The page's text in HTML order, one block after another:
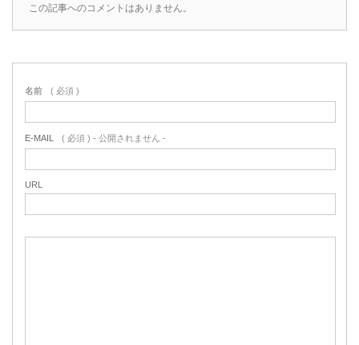
この記事へのコメントはありません。
名前 ( 必須 )
E-MAIL ( 必須 ) - 公開されません -
URL